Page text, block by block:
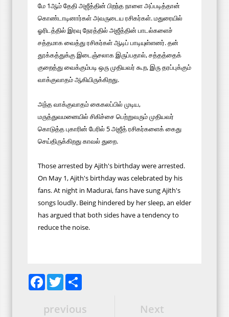
மே 1ஆம் தேதி அஜீத்தின் பிறந்த நாளை அப்படித்தான்
கொண்டாடினார்கள் அவருடைய ரசிகர்கள். மதுரையில்
ஓரிடத்தில் இரவு நேரத்தில் அஜீத்தின் பாடல்களைச்
சத்தமாக வைத்து ரசிகர்கள் ஆடிப் பாடியுள்ளனர். தன்
தூக்கத்துக்கு இடைஞ்சலாக இருப்பதால், சத்தத்தைக்
குறைத்து வைக்கும்படி ஒரு முதியவர் கூற, இரு தரப்புக்கும்
வாக்குவாதம் ஆகியிருக்கிறது.
அந்த வாக்குவாதம் கைகலப்பில் முடிய,
மருத்துவமனையில் சிகிச்சை பெற்றுவரும் முதியவர்
கொடுத்த புகாரின் பேரில் 5 அஜீத் ரசிகர்களைக் கைது
செய்திருக்கிறது காவல் துறை.
Those arrested by Ajith's birthday were arrested.
On May 1, Ajith's birthday was celebrated by his
fans. At night in Madurai, fans have sung Ajith's
songs loudly. Being hindered by her sleep, an elder
has argued that both sides have a tendency to
reduce the noise.
F
b
T
t
e
Next
previous